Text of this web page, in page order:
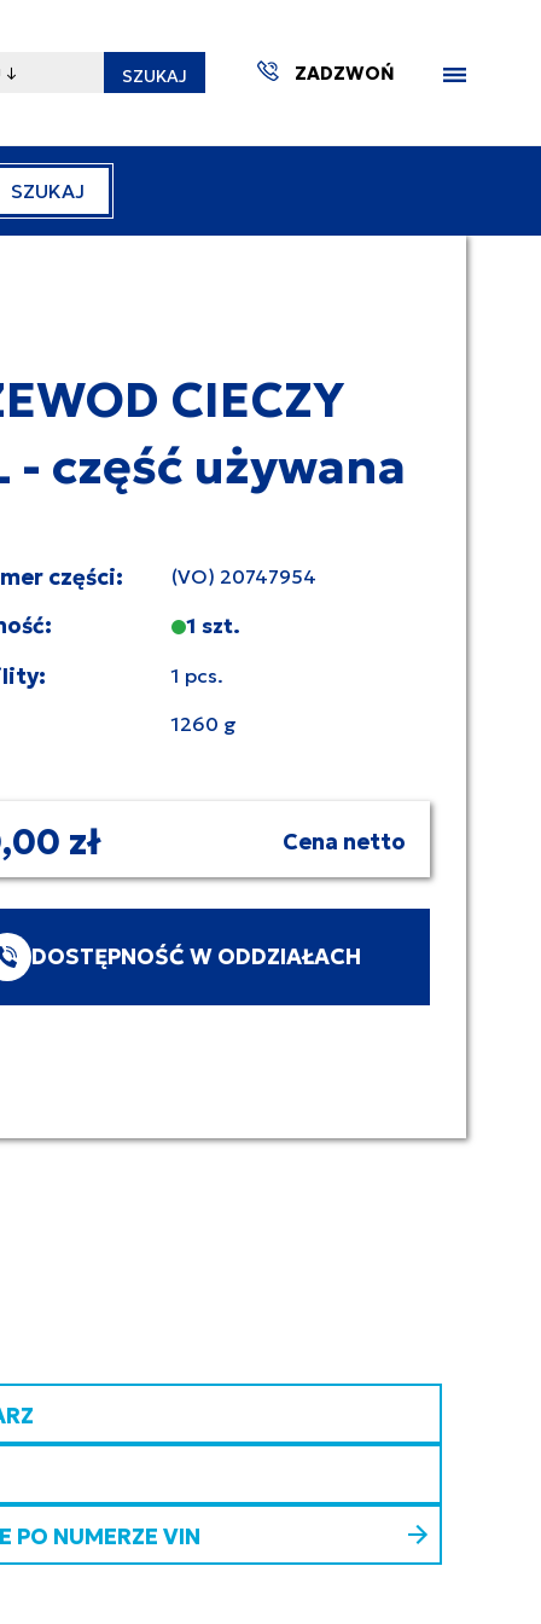
SZUKAJ ZADZWOŃ
SZUKAJ
CIECZY
- część używana
części: (VO) 20747954
1 szt.
1 pcs.
1260 g
zł Cena netto
DOSTĘPNOŚĆ W ODDZIAŁACH
PO NUMERZE VIN